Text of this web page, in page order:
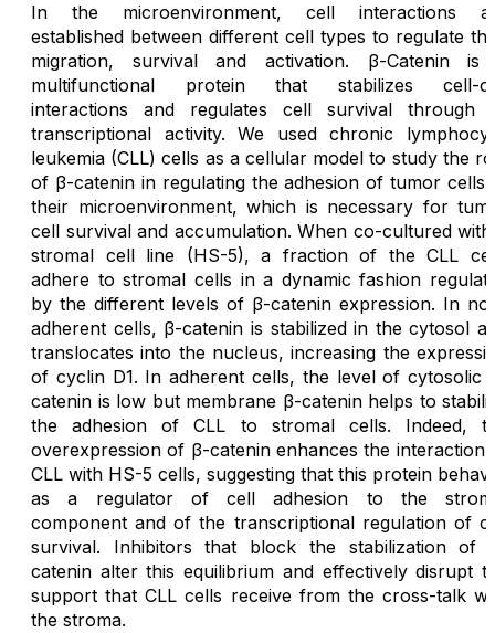
In the microenvironment, cell interactions
established between different cell types to regulate
migration, survival and activation. β-Catenin is
multifunctional protein that stabilizes cell-
interactions and regulates cell survival through
transcriptional activity. We used chronic
leukemia (CLL) cells as a cellular model to study the
of β-catenin in regulating the adhesion of tumor cells
their microenvironment, which is necessary for
cell survival and accumulation. When co-cultured
stromal cell line (HS-5), a fraction of the CLL
adhere to stromal cells in a dynamic fashion
by the different levels of β-catenin expression. In
adherent cells, β-catenin is stabilized in the cytosol
translocates into the nucleus, increasing the
of cyclin D1. In adherent cells, the level of cytosolic
catenin is low but membrane β-catenin helps to
the adhesion of CLL to stromal cells. Indeed,
overexpression of β-catenin enhances the interaction
CLL with HS-5 cells, suggesting that this protein
as a regulator of cell adhesion to the
component and of the transcriptional regulation of
survival. Inhibitors that block the stabilization of
catenin alter this equilibrium and effectively disrupt
support that CLL cells receive from the cross-talk
the stroma.